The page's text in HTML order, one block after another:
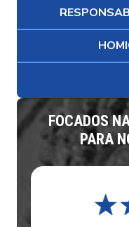
FOCADOS
PARA